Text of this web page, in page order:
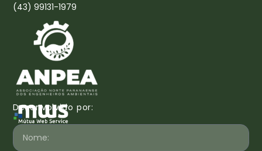
(43) 99131-1979
Desenvolvido por: